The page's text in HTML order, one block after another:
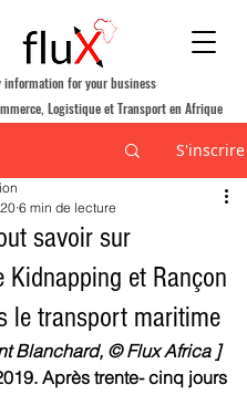
Logistique et Transport en Afrique
information for your business
S'inscrire
savoir sur
Kidnapping et Rançon
le transport maritime
6 min de lecture
Blanchard, © Flux Africa ]
Après trente- cinq jours